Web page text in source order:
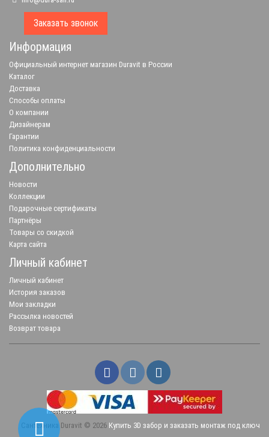
Заказать звонок
Информация
Официальный интернет магазин Duravit в России
Каталог
Доставка
Способы оплаты
О компании
Дизайнерам
Гарантии
Политика конфиденциальности
Дополнительно
Новости
Коллекции
Подарочные сертификаты
Партнёры
Товары со скидкой
Карта сайта
Личный кабинет
Личный кабинет
История заказов
Мои закладки
Рассылка новостей
Возврат товара
Сантехника Duravit © 2026 Купить 3D забор и заказать монтаж под ключ